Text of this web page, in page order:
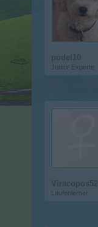
pudel10
Junior Experte
Viracopos52
Laufenlerner